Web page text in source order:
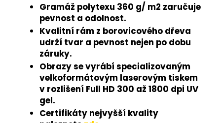
Gramáž polytexu 360 g/ m2 zaručuje
pevnost a odolnost.
Kvalitní rám z borovicového dřeva
udrží tvar a pevnost nejen po dobu
záruky.
Obrazy se vyrábí specializovaným
velkoformátovým laserovým tiskem
v rozlišení Full HD 300 až 1800 dpi UV
gel.
Certifikáty nejvyšší kvality